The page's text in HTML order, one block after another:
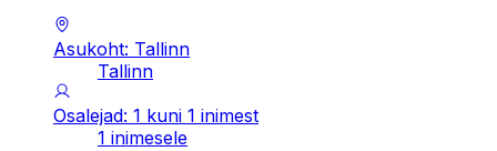
Asukoht: Tallinn
Tallinn
Osalejad: 1 kuni 1 inimest
1 inimesele